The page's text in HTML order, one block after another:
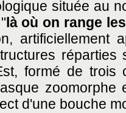
située au
là où on range
artificiellement
formé de trois
d'une bouche